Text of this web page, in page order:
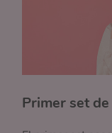
Primer set